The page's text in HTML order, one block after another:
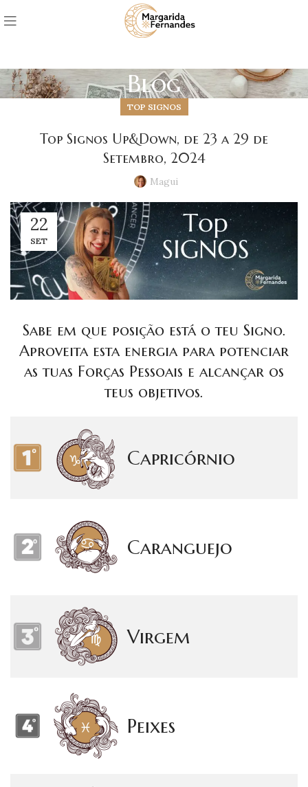
Blog
TOP SIGNOS
Top Signos Up&Down, de 23 a 29 de
Setembro, 2024
Magui
22
SET
Sabe em que posição está o teu Signo.
Aproveita esta energia para potenciar
as tuas Forças Pessoais e alcançar os
teus objetivos.
Capricórnio
Caranguejo
Virgem
Peixes